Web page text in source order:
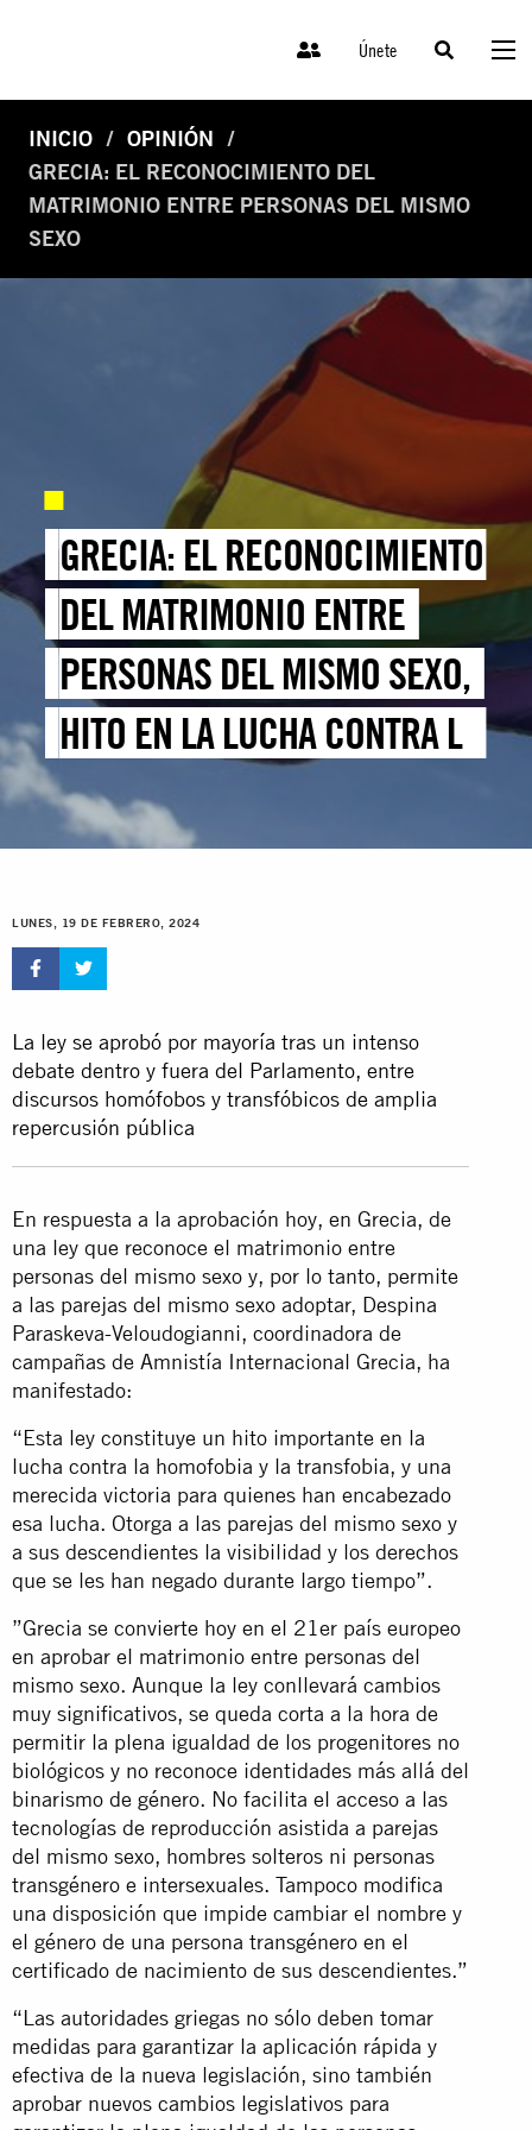
Únete
INICIO
OPINIÓN
GRECIA: EL RECONOCIMIENTO DEL
MATRIMONIO ENTRE PERSONAS DEL MISMO
SEXO
GRECIA: EL RECONOCIMIENTO
DEL MATRIMONIO ENTRE
PERSONAS DEL MISMO SEXO,
HITO EN LA LUCHA CONTRA LA
HOMOFOBIA Y LA TRANSFOBIA
LUNES, 19 DE FEBRERO, 2024
La ley se aprobó por mayoría tras un intenso
debate dentro y fuera del Parlamento, entre
discursos homófobos y transfóbicos de amplia
repercusión pública
En respuesta a la aprobación hoy, en Grecia, de
una ley que reconoce el matrimonio entre
personas del mismo sexo y, por lo tanto, permite
a las parejas del mismo sexo adoptar, Despina
Paraskeva-Veloudogianni, coordinadora de
campañas de Amnistía Internacional Grecia, ha
manifestado:
“Esta ley constituye un hito importante en la
lucha contra la homofobia y la transfobia, y una
merecida victoria para quienes han encabezado
esa lucha. Otorga a las parejas del mismo sexo y
a sus descendientes la visibilidad y los derechos
que se les han negado durante largo tiempo”.
”Grecia se convierte hoy en el 21er país europeo
en aprobar el matrimonio entre personas del
mismo sexo. Aunque la ley conllevará cambios
muy significativos, se queda corta a la hora de
permitir la plena igualdad de los progenitores no
biológicos y no reconoce identidades más allá del
binarismo de género. No facilita el acceso a las
tecnologías de reproducción asistida a parejas
del mismo sexo, hombres solteros ni personas
transgénero e intersexuales. Tampoco modifica
una disposición que impide cambiar el nombre y
el género de una persona transgénero en el
certificado de nacimiento de sus descendientes.”
“Las autoridades griegas no sólo deben tomar
medidas para garantizar la aplicación rápida y
efectiva de la nueva legislación, sino también
aprobar nuevos cambios legislativos para